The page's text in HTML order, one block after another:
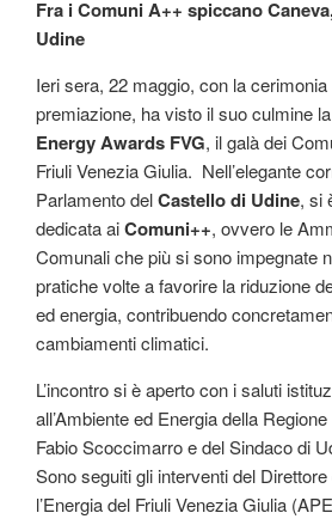
Fra i Comuni A++ spiccano
Udine
Ieri sera, 22 maggio, con la
premiazione, ha visto il suo culmine
Energy Awards FVG, il galà dei
Friuli Venezia Giulia. Nell’elegante
Parlamento delCastello di Udine, si
dedicata aiComuni++, ovvero le
Comunali che più si sono impegnate
pratiche volte a favorire la riduzione
ed energia, contribuendo
cambiamenti climatici.
L’incontro si è aperto con i saluti
all’Ambiente ed Energia della
Fabio Scoccimarro e del Sindaco di
Sono seguiti gli interventi del Direttore
l’Energia del Friuli Venezia Giulia